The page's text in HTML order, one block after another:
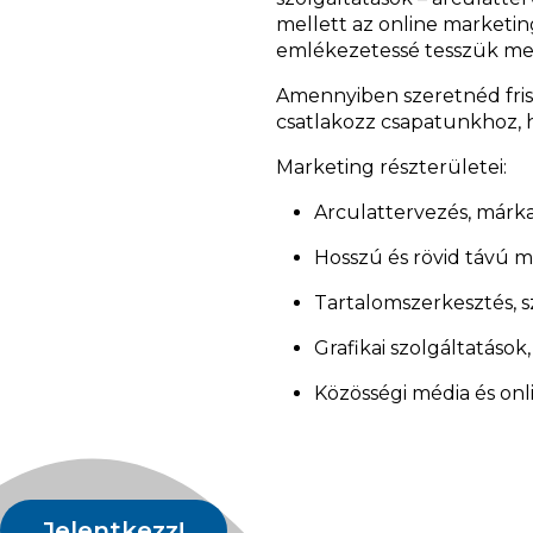
mellett az online
emlékezetessé tesszük
Amennyiben szeretnéd
csatlakozz csapatunkhoz,
Marketing részterületei:
Arculattervezés,
Hosszú és rövid távú
Tartalomszerkesztés,
Grafikai
Közösségi média és